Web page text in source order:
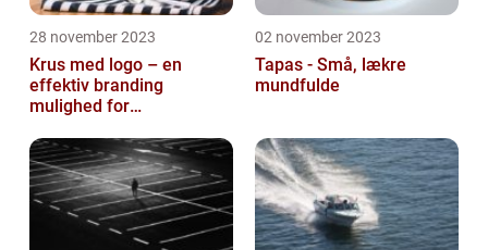
28 november 2023
Krus med logo – en
effektiv branding
mulighed for
02 november 2023
Tapas - Små, lækre
mundfulde